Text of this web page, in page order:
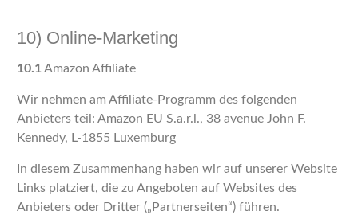
10) Online-Marketing
10.1Amazon Affiliate
Wir nehmen am Affiliate-Programm des folgenden
Anbieters teil: Amazon EU S.a.r.l., 38 avenue John F.
Kennedy, L-1855 Luxemburg
In diesem Zusammenhang haben wir auf unserer Website
Links platziert, die zu Angeboten auf Websites des
Anbieters oder Dritter („Partnerseiten“) führen.